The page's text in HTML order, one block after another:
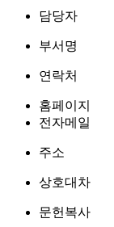
담당자
부서명
연락처
홈페이지
전자메일
주소
상호대차
문헌복사